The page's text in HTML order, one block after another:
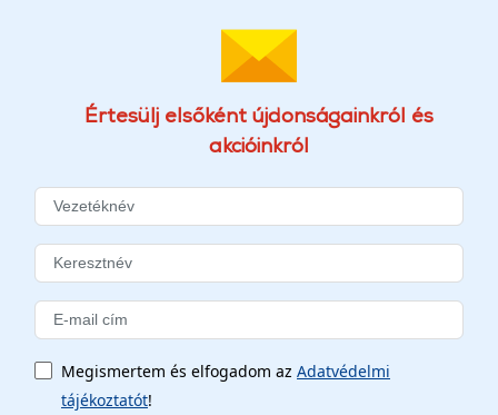
Értesülj elsőként újdonságainkról és
akcióinkról
Megismertem és elfogadom az Adatvédelmi
tájékoztatót!